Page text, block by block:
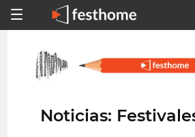
Noticias: